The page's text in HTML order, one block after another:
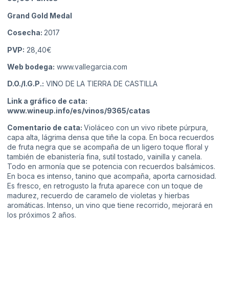
Grand Gold Medal
Cosecha: 2017
PVP: 28,40€
Web bodega: www.vallegarcia.com
D.O./I.G.P.: VINO DE LA TIERRA DE CASTILLA
Link a gráfico de cata:
www.wineup.info/es/vinos/9365/catas
Comentario de cata: Violáceo con un vivo ribete púrpura,
capa alta, lágrima densa que tiñe la copa. En boca recuerdos
de fruta negra que se acompaña de un ligero toque floral y
también de ebanistería fina, sutil tostado, vainilla y canela.
Todo en armonía que se potencia con recuerdos balsámicos.
En boca es intenso, tanino que acompaña, aporta carnosidad.
Es fresco, en retrogusto la fruta aparece con un toque de
madurez, recuerdo de caramelo de violetas y hierbas
aromáticas. Intenso, un vino que tiene recorrido, mejorará en
los próximos 2 años.